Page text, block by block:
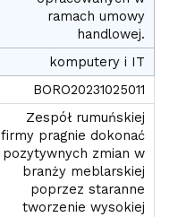
ramach umowy
handlowej.
komputery i IT
BORO20231025011
Zespół rumuńskiej
firmy pragnie dokonać
pozytywnych zmian w
branży meblarskiej
poprzez staranne
tworzenie wysokiej